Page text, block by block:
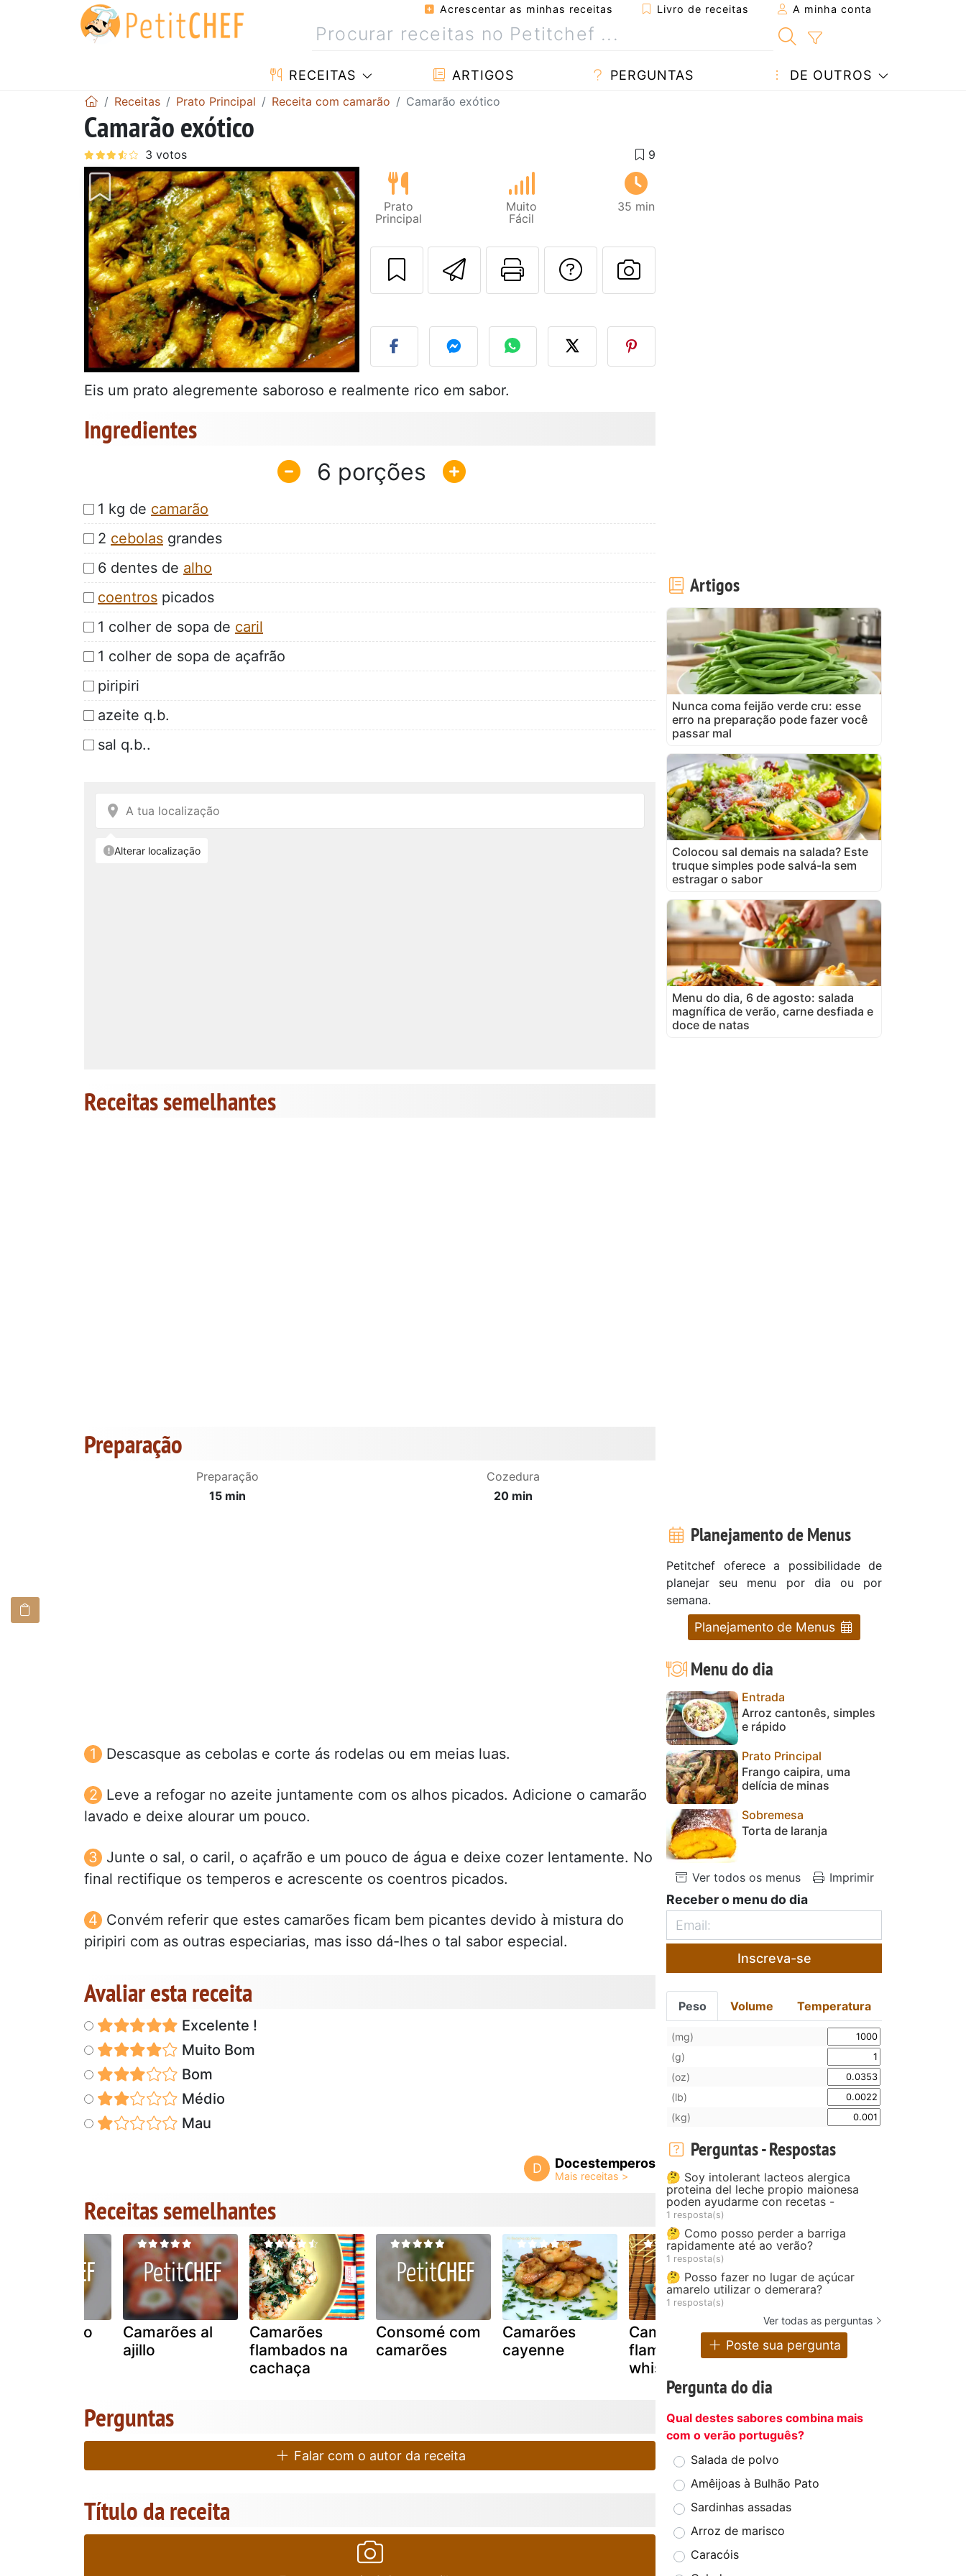
Acrescentar as minhas receitas Livro de receitas A minha conta
RECEITAS ARTIGOS PERGUNTAS DE OUTROS
Receitas Prato Principal Receita com camarão Camarão exótico
Camarão exótico
Prato
Principal
Muito
Fácil
35 min
Enviar esta receita a um amigo
Imprima esta página
Falar com o autor da receita
Fez esta receita? Compartilhe
Eis um prato alegremente saboroso e realmente rico em sabor.
Ingredientes
6
1 kg de camarão
2 cebolas grandes
6 dentes de alho
coentros picados
1 colher de sopa de caril
1 colher de sopa de açafrão
piripiri
azeite q.b.
sal q.b..
Receitas semelhantes
Preparação
Preparação
15 min
Cozedura
20 min
Descasque as cebolas e corte ás rodelas ou em meias luas.
Leve a refogar no azeite juntamente com os alhos picados. Adicione o camarão
lavado e deixe alourar um pouco.
Junte o sal, o caril, o açafrão e um pouco de água e deixe cozer lentamente. No
final rectifique os temperos e acrescente os coentros picados.
Convém referir que estes camarões ficam bem picantes devido à mistura do
piripiri com as outras especiarias, mas isso dá-lhes o tal sabor especial.
Avaliar esta receita
Excelente !
Muito Bom
Bom
Médio
Mau
D Docestemperos
Receitas semelhantes
no
Camarões al
ajillo
Camarões
flambados na
cachaça
Consomé com
camarões
Camarões
cayenne
Camarões
flambados no
whisky
Camarão
cozido
Perguntas
Falar com o autor da receita
Título da receita
Artigos
Nunca coma feijão verde cru: esse
erro na preparação pode fazer você
passar mal
Colocou sal demais na salada? Este
truque simples pode salvá-la sem
estragar o sabor
Menu do dia, 6 de agosto: salada
magnífica de verão, carne desfiada e
doce de natas
Planejamento de Menus
Petitchef oferece a possibilidade de
planejar seu menu por dia ou por
semana.
Planejamento de Menus
Menu do dia
Entrada
Arroz cantonês, simples
e rápido
Prato Principal
Frango caipira, uma
delícia de minas
Sobremesa
Torta de laranja
Ver todos os menus Imprimir
Receber o menu do dia
Inscreva-se
Peso Volume Temperatura
(mg)
(g)
(oz)
(lb)
(kg)
Perguntas - Respostas
🤔 Soy intolerant lacteos alergica
proteina del leche propio maionesa
poden ayudarme con recetas -
1 resposta(s)
🤔 Como posso perder a barriga
rapidamente até ao verão?
1 resposta(s)
🤔 Posso fazer no lugar de açúcar
amarelo utilizar o demerara?
1 resposta(s)
Ver todas as perguntas
Poste sua pergunta
Pergunta do dia
Qual destes sabores combina mais
com o verão português?
Salada de polvo
Amêijoas à Bulhão Pato
Sardinhas assadas
Arroz de marisco
Caracóis